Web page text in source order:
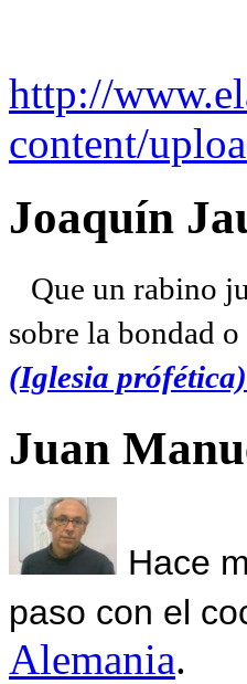
http://
content/
Joaquín
Que un rabino
sobre la bondad
(Iglesia prófética)
Juan
Hace
paso con el
Alemania.